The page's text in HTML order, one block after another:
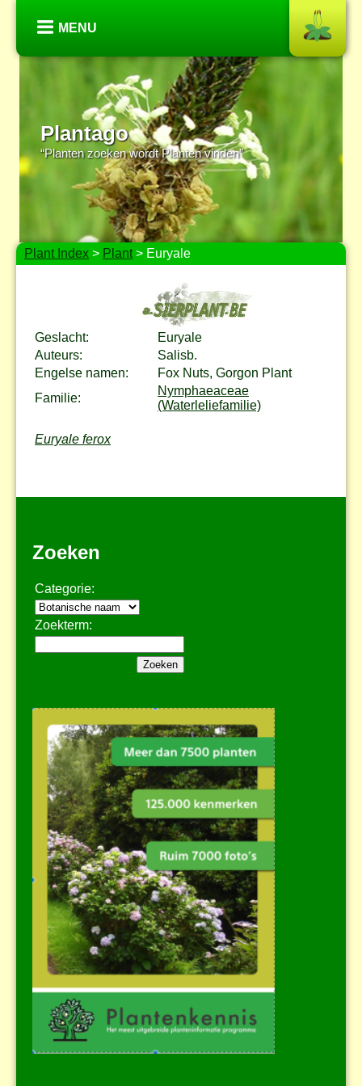
MENU
Plantago
“Planten zoeken wordt Planten vinden”
Plant Index > Plant> Euryale
Geslacht:
Euryale
Auteurs:
Salisb.
Engelse namen:
Fox Nuts, Gorgon Plant
Familie:
Nymphaeaceae
(Waterleliefamilie)
Euryale ferox
Zoeken
Categorie:
Zoekterm: